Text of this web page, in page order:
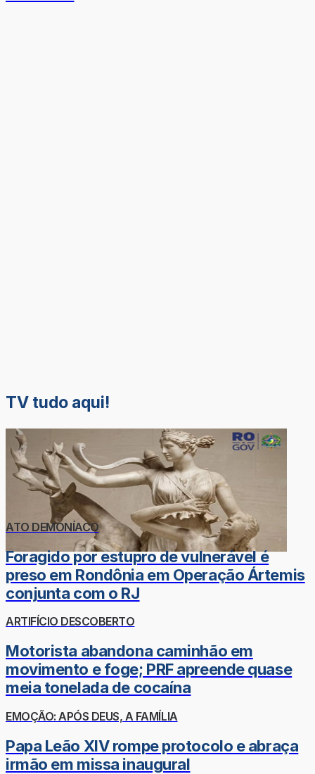
TV tudo aqui!
ATO DEMONÍACO
Foragido por estupro de vulnerável é
preso em Rondônia em Operação Ártemis
conjunta com o RJ
ARTIFÍCIO DESCOBERTO
Motorista abandona caminhão em
movimento e foge; PRF apreende quase
meia tonelada de cocaína
EMOÇÃO: APÓS DEUS, A FAMÍLIA
Papa Leão XIV rompe protocolo e abraça
irmão em missa inaugural